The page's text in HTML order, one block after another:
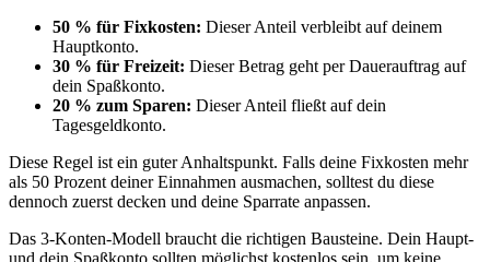
50 % für Fixkosten: Dieser Anteil verbleibt auf deinem
Hauptkonto.
30 % für Freizeit: Dieser Betrag geht per Dauerauftrag auf
dein Spaßkonto.
20 % zum Sparen: Dieser Anteil fließt auf dein
Tagesgeldkonto.
Diese Regel ist ein guter Anhaltspunkt. Falls deine Fixkosten mehr
als 50 Prozent deiner Einnahmen ausmachen, solltest du diese
dennoch zuerst decken und deine Sparrate anpassen.
Das 3-Konten-Modell braucht die richtigen Bausteine. Dein Haupt-
und dein Spaßkonto sollten möglichst kostenlos sein, um keine